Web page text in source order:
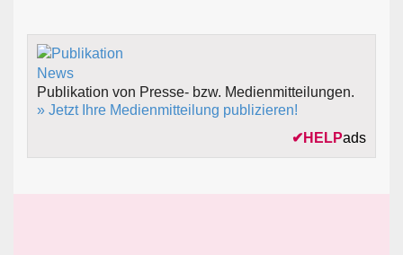
Publikation von Presse- bzw. Medienmitteilungen.
» Jetzt Ihre Medienmitteilung publizieren!
✔ HELPads